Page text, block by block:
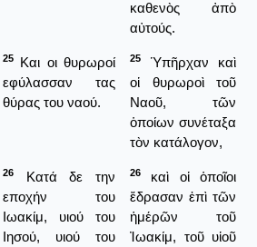
καθενὸς ἀπὸ
αὐτούς.
25
Και οι θυρωροί
εφύλασσαν τας
θύρας του ναού.
25
Ὑπῆρχαν καὶ
οἱ θυρωροὶ τοῦ
Ναοῦ, τῶν
ὁποίων συνέταξα
τὸν κατάλογον,
26
Κατά δε την
εποχήν του
Ιωακίμ, υιού του
Ιησού, υιού του
26
καὶ οἱ ὁποῖοι
ἔδρασαν ἐπὶ τῶν
ἡμέρῶν τοῦ
Ἰωακίμ, τοῦ υἱοῦ